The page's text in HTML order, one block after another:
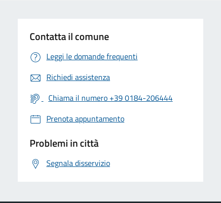
Contatta il comune
Leggi le domande frequenti
Richiedi assistenza
Chiama il numero +39 0184-206444
Prenota appuntamento
Problemi in città
Segnala disservizio